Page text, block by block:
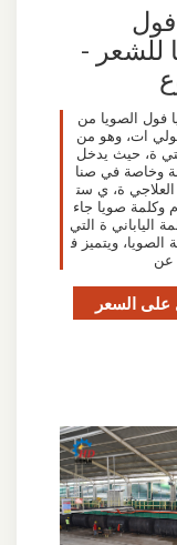
فول
للشعر -
فول الصويا من
ات، وهو من
ة، حيث يدخل
وخاصة في صنا
العلاجي ة، ي ست
وكلمة صويا جاء
الياباني ة التي
ويتميز ف
عن
السعر